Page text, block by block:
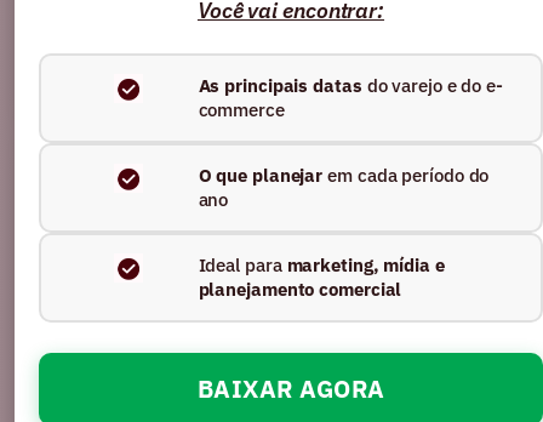
PERFORMANCE
SOLUÇÕES
Marketing orientado por dados e IA:
como a estratégia certa pode aumentar
a conversão
Você vai encontrar:
As principais datas do varejo e do e-
commerce
O que planejar em cada período do
ano
Ideal para marketing, mídia e
planejamento comercial
BAIXAR AGORA